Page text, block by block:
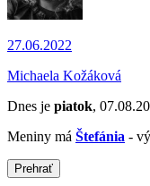
27.06.2022
Michaela Kožáková
Dnes je piatok,
Meniny má Štefánia -
Prehrať